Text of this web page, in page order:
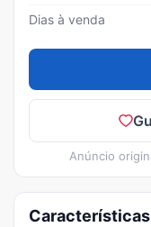
Dias à venda
Anúncio
Características